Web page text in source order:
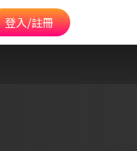
登入/註冊